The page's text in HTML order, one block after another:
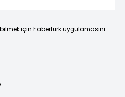
için habertürk uygulamasını